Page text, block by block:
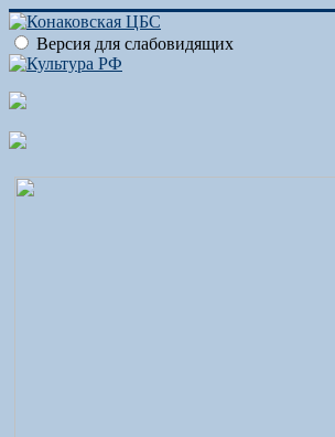
Версия для слабовидящих